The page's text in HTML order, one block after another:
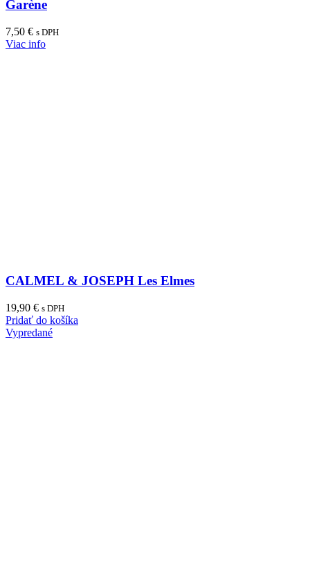
Garène
7,50 € s DPH
Viac info
CALMEL & JOSEPH Les Elmes
19,90 € s DPH
Pridať do košíka
Vypredané